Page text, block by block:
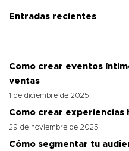
Entradas recientes
Como crear eventos
ventas
1 de diciembre de 2025
Como crear experiencias
29 de noviembre de 2025
Cómo segmentar tu